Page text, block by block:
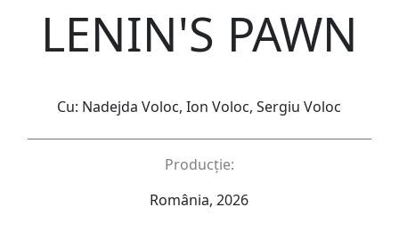
LENIN'S PAWN
Cu: Nadejda Voloc, Ion Voloc, Sergiu Voloc
Producție:
România, 2026